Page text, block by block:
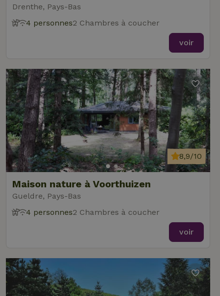
Drenthe, Pays-Bas
4 personnes2 Chambres à coucher
voir
Maison nature à Voorthuizen
Gueldre, Pays-Bas
8,9/10
4 personnes2 Chambres à coucher
voir